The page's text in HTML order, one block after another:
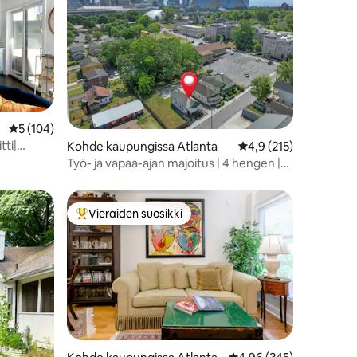
Keskimääräinen arvio 5/5, 104 arvostelua
5 (104)
Kohde kaupungissa Atlanta Keskimääräinen
4,9 (215)
Työ- ja vapaa-ajan majoitus | 4 hengen |
Vieraiden suosikkien parhaimmistoa
Vieraiden suosikki